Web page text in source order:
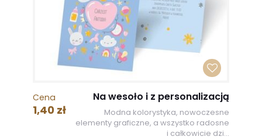
Cena
1,40 zł
Na wesoło i z personalizacją
Modna kolorystyka, nowoczesne
elementy graficzne, a wszystko radosne
i całkowicie dzi...